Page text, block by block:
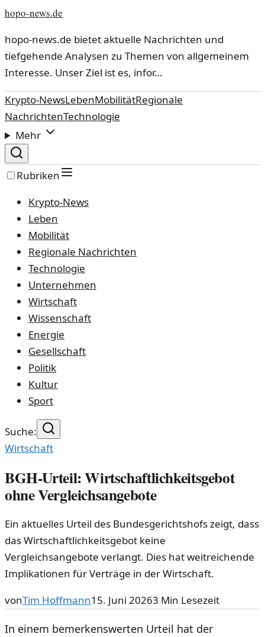
hopo-news.de
hopo-news.de bietet aktuelle Nachrichten und
tiefgehende Analysen zu Themen von allgemeinem
Interesse. Unser Ziel ist es, infor…
Krypto-NewsLebenMobilitätRegionale
NachrichtenTechnologie
Mehr
Rubriken
Krypto-News
Leben
Mobilität
Regionale Nachrichten
Technologie
Unternehmen
Wirtschaft
Wissenschaft
Energie
Gesellschaft
Politik
Kultur
Sport
Suche:
Wirtschaft
BGH-Urteil: Wirtschaftlichkeitsgebot
ohne Vergleichsangebote
Ein aktuelles Urteil des Bundesgerichtshofs zeigt, dass
das Wirtschaftlichkeitsgebot keine
Vergleichsangebote verlangt. Dies hat weitreichende
Implikationen für Verträge in der Wirtschaft.
vonTim Hoffmann15. Juni 20263 Min Lesezeit
In einem bemerkenswerten Urteil hat der